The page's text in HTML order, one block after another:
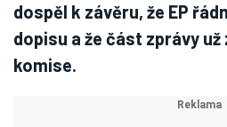
dospěl k závěru, že EP
dopisu a že část zprávy
komise.